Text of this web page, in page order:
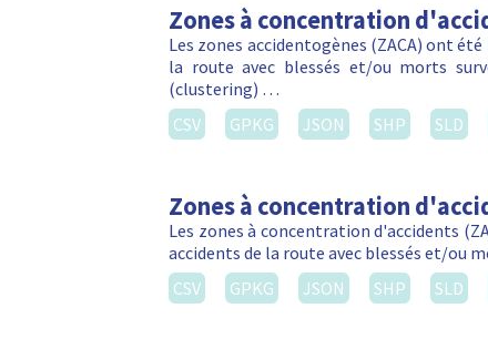
Zones à concentration
Les zones accidentogènes (ZACA) ont
la route avec blessés et/ou morts
(clustering) …
CSV
GPKG JSON SHP SLD
Zones à concentration
Les zones à concentration d'accidents
accidents de la route avec blessés et/ou
CSV
GPKG JSON SHP SLD